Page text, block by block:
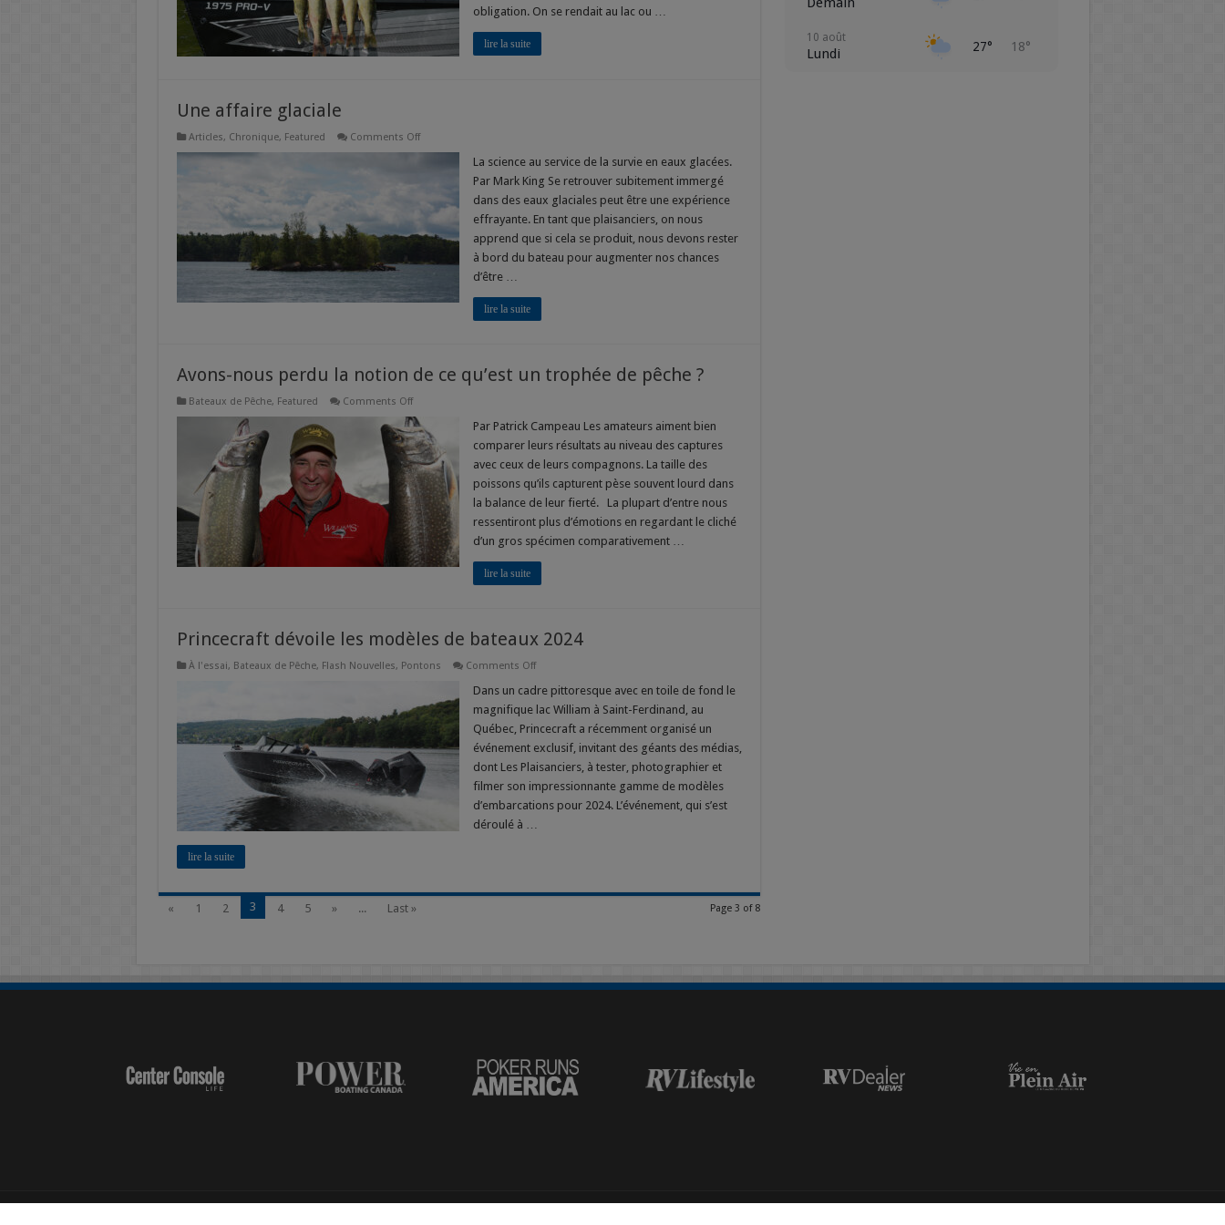
par
le
passé
?
obligation. On se rendait au lac ou …
lire la suite
Une affaire glaciale
Articles, Chronique, Featured Comments Offon
La science au service de la survie en eaux glacées.
Par Mark King Se retrouver subitement immergé
dans des eaux glaciales peut être une expérience
effrayante. En tant que plaisanciers, on nous
apprend que si cela se produit, nous devons rester
à bord du bateau pour augmenter nos chances
d’être …
lire la suite
Avons-nous perdu la notion de ce qu’est un trophée de pêche ?
Bateaux de Pêche, Featured Comments Offon
nous
perdu
la
notion
de
ce
qu’est
un
trophée
de
pêche
?
Par Patrick Campeau Les amateurs aiment bien
comparer leurs résultats au niveau des captures
avec ceux de leurs compagnons. La taille des
poissons qu’ils capturent pèse souvent lourd dans
la balance de leur fierté. La plupart d’entre nous
ressentiront plus d’émotions en regardant le cliché
d’un gros spécimen comparativement …
lire la suite
Princecraft dévoile les modèles de bateaux 2024
À l'essai, Bateaux de Pêche, Flash Nouvelles, Pontons Comments Offon
dévoile
modèles
de
bateaux
2024
Dans un cadre pittoresque avec en toile de fond le
magnifique lac William à Saint-Ferdinand, au
Québec, Princecraft a récemment organisé un
événement exclusif, invitant des géants des médias,
dont Les Plaisanciers, à tester, photographier et
filmer son impressionnante gamme de modèles
d’embarcations pour 2024. L’événement, qui s’est
déroulé à …
lire la suite
Page 3 of 8
« 1 2 3 4 5 » ... Last »
10 août
Lundi 27° 18°